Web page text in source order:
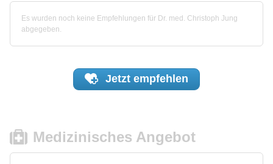
Es wurden noch keine Empfehlungen für Dr. med. Christoph Jung
abgegeben.
Jetzt empfehlen
Medizinisches Angebot